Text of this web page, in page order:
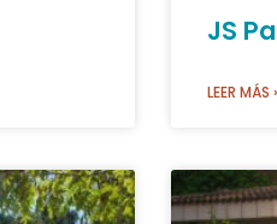
JS
LEER MÁS